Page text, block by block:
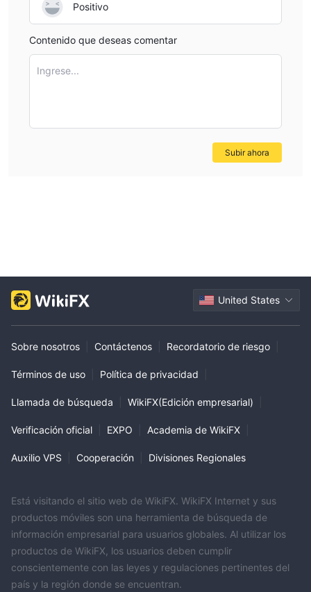
Positivo
Contenido que deseas comentar
Ingrese...
Subir ahora
United States
Sobre nosotros Contáctenos Recordatorio de riesgo
Términos de uso Política de privacidad
Llamada de búsqueda WikiFX(Edición empresarial)
Verificación oficial EXPO Academia de WikiFX
Auxilio VPS Cooperación Divisiones Regionales
Está visitando el sitio web de WikiFX. WikiFX Internet y sus
productos móviles son una herramienta de búsqueda de
información empresarial para usuarios globales. Al utilizar los
productos de WikiFX, los usuarios deben cumplir
conscientemente con las leyes y regulaciones pertinentes del
país y la región donde se encuentran.